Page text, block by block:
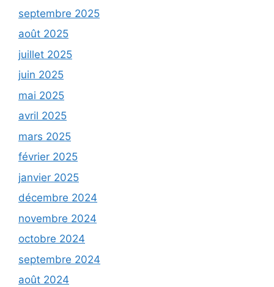
septembre 2025
août 2025
juillet 2025
juin 2025
mai 2025
avril 2025
mars 2025
février 2025
janvier 2025
décembre 2024
novembre 2024
octobre 2024
septembre 2024
août 2024